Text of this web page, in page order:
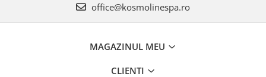
office@kosmolinespa.ro
MAGAZINUL MEU
CLIENTI